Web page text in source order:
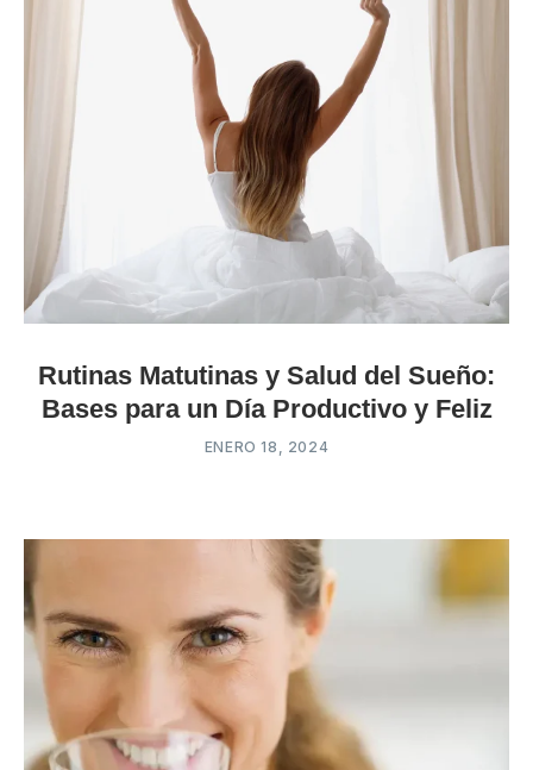
Rutinas Matutinas y Salud del Sueño:
Bases para un Día Productivo y Feliz
ENERO 18, 2024